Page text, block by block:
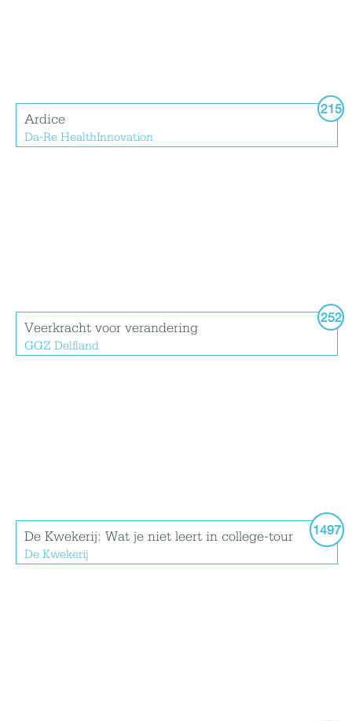
215
Ardice
Da-Re HealthInnovation
252
Veerkracht voor verandering
GGZ Delfland
1497
De Kwekerij: Wat je niet leert in college-tour
De Kwekerij